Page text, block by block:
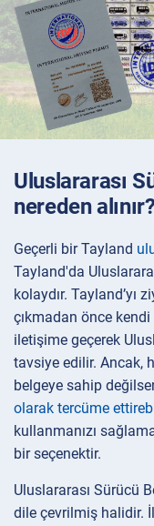
Uluslararası
nereden alınır?
Geçerli bir Tayland
Tayland'da
kolaydır. Tayland’yı
çıkmadan önce
iletişime geçerek
tavsiye edilir. Ancak,
belgeye sahip
olarak tercüme
kullanmanızı
bir seçenektir.
Uluslararası Sürücü
dile çevrilmiş halidir.